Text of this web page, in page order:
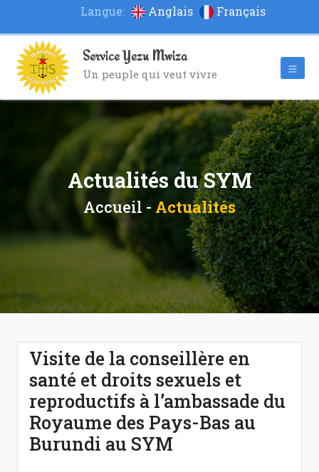
Langue: Anglais Français
Service Yezu Mwiza
Un peuple qui veut vivre
Actualités du SYM
Accueil - Actualités
Visite de la conseillère en
santé et droits sexuels et
reproductifs à l’ambassade du
Royaume des Pays-Bas au
Burundi au SYM